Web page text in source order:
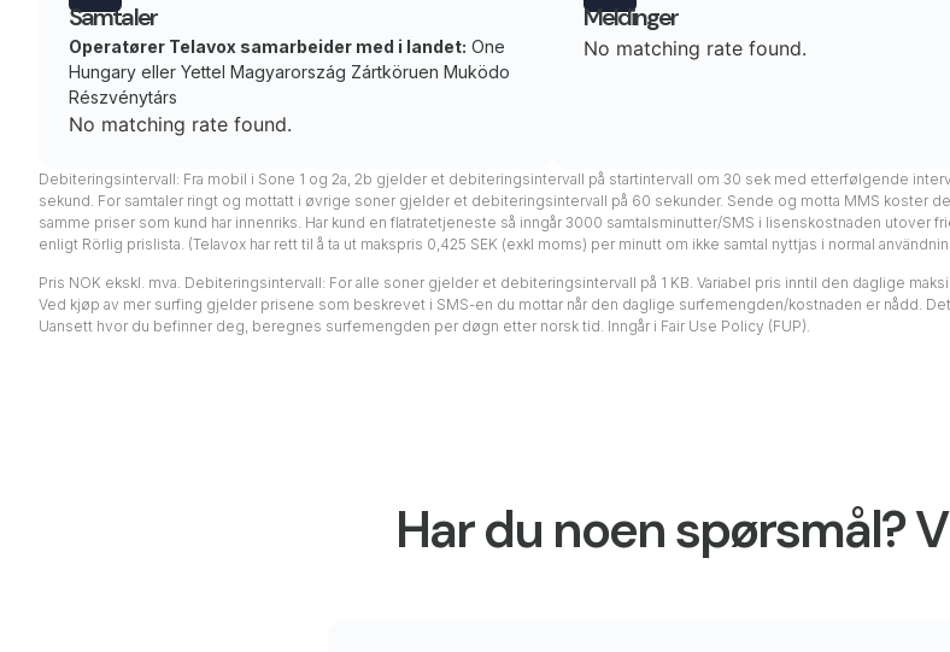
Samtaler
Operatører Telavox samarbeider med i landet: One
Hungary eller Yettel Magyarország Zártköruen Muködo
Részvénytárs
No matching rate found.
Meldinger
No matching rate found.
Debiteringsintervall: Fra mobil i Sone 1 og 2a, 2b gjelder et debiteringsintervall på startintervall om 30 sek med etterfølgende
sekund. For samtaler ringt og mottatt i øvrige soner gjelder et debiteringsintervall på 60 sekunder. Sende og motta MMS koster
samme priser som kund har innenriks. Har kund en flatratetjeneste så inngår 3000 samtalsminutter/SMS i lisenskostnaden
enligt Rörlig prislista. (Telavox har rett til å ta ut makspris 0,425 SEK (exkl moms) per minutt om ikke samtal nyttjas i normal
Pris NOK ekskl. mva. Debiteringsintervall: For alle soner gjelder et debiteringsintervall på 1 KB. Variabel pris inntil den daglige
Ved kjøp av mer surfing gjelder prisene som beskrevet i SMS-en du mottar når den daglige surfemengden/kostnaden er nådd.
Uansett hvor du befinner deg, beregnes surfemengden per døgn etter norsk tid. Inngår i Fair Use Policy (FUP).
Har du noen spørsmål?